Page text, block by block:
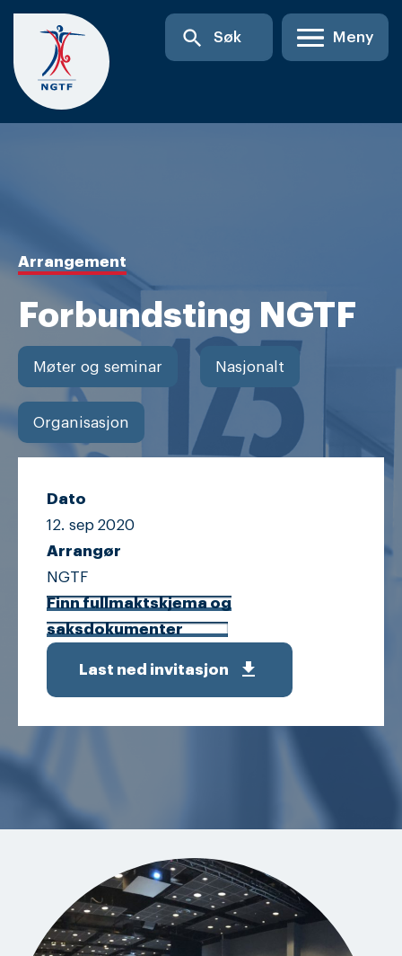
Skip
content
search Søk Meny
Arrangement
Forbundsting NGTF
Møter og seminar Nasjonalt
Organisasjon
Dato
12. sep 2020
Arrangør
NGTF
Finn fullmaktskjema og
saksdokumenter
Last ned invitasjon get_app